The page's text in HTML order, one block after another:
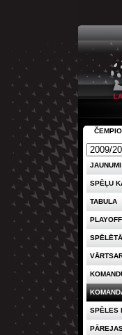
JAUNUMI
SPĒĻU
TABULA
PLAYOFF
SPĒLES